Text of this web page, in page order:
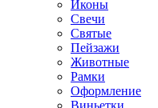
Иконы
Свечи
Святые
Пейзажи
Животные
Рамки
Оформление